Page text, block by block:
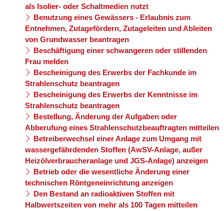
als Isolier- oder Schaltmedien nutzt
Benutzung eines Gewässers - Erlaubnis zum
Entnehmen, Zutagefördern, Zutageleiten und Ableiten
von Grundwasser beantragen
Beschäftigung einer schwangeren oder stillenden
Frau melden
Bescheinigung des Erwerbs der Fachkunde im
Strahlenschutz beantragen
Bescheinigung des Erwerbs der Kenntnisse im
Strahlenschutz beantragen
Bestellung, Änderung der Aufgaben oder
Abberufung eines Strahlenschutzbeauftragten mitteilen
Betreiberwechsel einer Anlage zum Umgang mit
wassergefährdenden Stoffen (AwSV-Anlage, außer
Heizölverbraucheranlage und JGS-Anlage) anzeigen
Betrieb oder die wesentliche Änderung einer
technischen Röntgeneinrichtung anzeigen
Den Bestand an radioaktiven Stoffen mit
Halbwertszeiten von mehr als 100 Tagen mitteilen